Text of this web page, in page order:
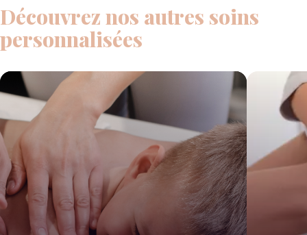
Découvrez nos autres soins
personnalisées